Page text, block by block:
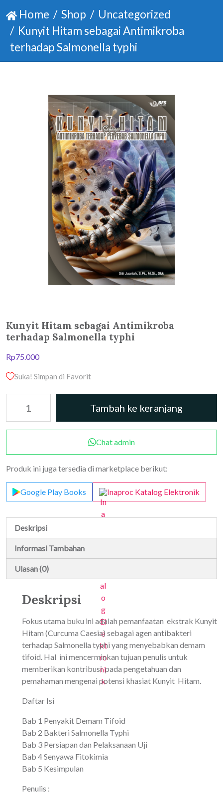
Home Shop
Uncategorized
Kunyit Hitam sebagai Antimikroba
terhadap Salmonella typhi
Kunyit Hitam sebagai Antimikroba
terhadap Salmonella typhi
Rp75.000
Suka! Simpan di Favorit
Kunyit
Hitam
Salmonella
typhi
Tambah ke keranjang
Chat admin
Produk ini juga tersedia di marketplace berikut:
Google Play Books Inaproc Katalog Elektronik
Deskripsi
Informasi Tambahan
Ulasan (0)
Deskripsi
Fokus utama buku ini adalah pemanfaatan ekstrak Kunyit
Hitam (Curcuma Caesia) sebagai agen antibakteri
terhadap Salmonella typhi yang menyebabkan demam
tifoid. Hal ini mencerminkan tujuan penulis untuk
memberikan kontribusi pada pengetahuan dan
pemahaman mengenai potensi khasiat Kunyit Hitam.
Daftar Isi
Bab 1 Penyakit Demam Tifoid
Bab 2 Bakteri Salmonella Typhi
Bab 3 Persiapan dan Pelaksanaan Uji
Bab 4 Senyawa Fitokimia
Bab 5 Kesimpulan
Penulis :